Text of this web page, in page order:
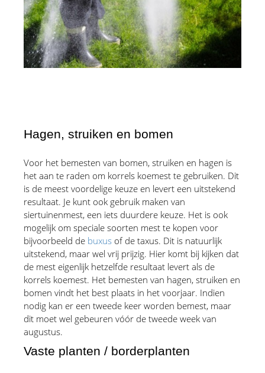
Hagen, struiken en bomen
Voor het bemesten van bomen, struiken en hagen is
het aan te raden om korrels koemest te gebruiken. Dit
is de meest voordelige keuze en levert een uitstekend
resultaat. Je kunt ook gebruik maken van
siertuinenmest, een iets duurdere keuze. Het is ook
mogelijk om speciale soorten mest te kopen voor
bijvoorbeeld de buxus of de taxus. Dit is natuurlijk
uitstekend, maar wel vrij prijzig. Hier komt bij kijken dat
de mest eigenlijk hetzelfde resultaat levert als de
korrels koemest. Het bemesten van hagen, struiken en
bomen vindt het best plaats in het voorjaar. Indien
nodig kan er een tweede keer worden bemest, maar
dit moet wel gebeuren vóór de tweede week van
augustus.
Vaste planten / borderplanten